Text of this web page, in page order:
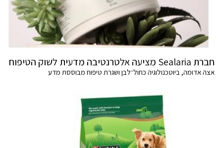
חברת Sealaria מציעה אלטרנטיבה מדעית לשוק הטיפוח
אצה אדומה, ביוטכנולוגיה כחול־לבן ושגרת טיפוח מבוססת מדע